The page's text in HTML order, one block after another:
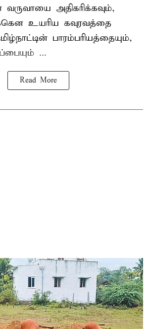
அதிகரிக்கவும்,
உயரிய கவுரவத்தை
பாரம்பரியத்தையும்,
...
Read More